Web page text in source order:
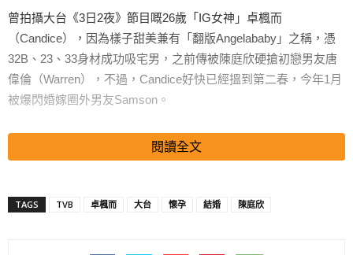
曾拍攝大台《3日2夜》節目嘅26歲「IG女神」卓楓而
（Candice），因為樣子甜美兼有「翻版Angelababy」之稱，憑
32B、23、33身材成功吸宅男，之前傳被陳庭欣硬搶初戀男友唐
偉倫（Warren），不過，Candice好快已經搵到第二春，今年1月
被爆閃婚嫁圈外男友Samson。
者爆料，原來Candice係奉子成婚，三個月多前榮升做媽咪，日
閱讀全文
TAGS TVB 卓楓而 大台 懷孕 結婚 陳庭欣